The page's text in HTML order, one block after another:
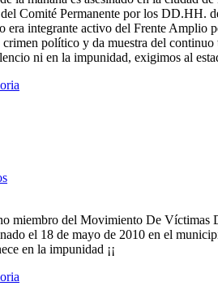
Comité Permanente por los DD.HH.
integrante activo del Frente Amplio
crimen político y da muestra del continuo
ni en la impunidad, exigimos al
miembro del Movimiento De Víctimas
el 18 de mayo de 2010 en el
en la impunidad ¡¡